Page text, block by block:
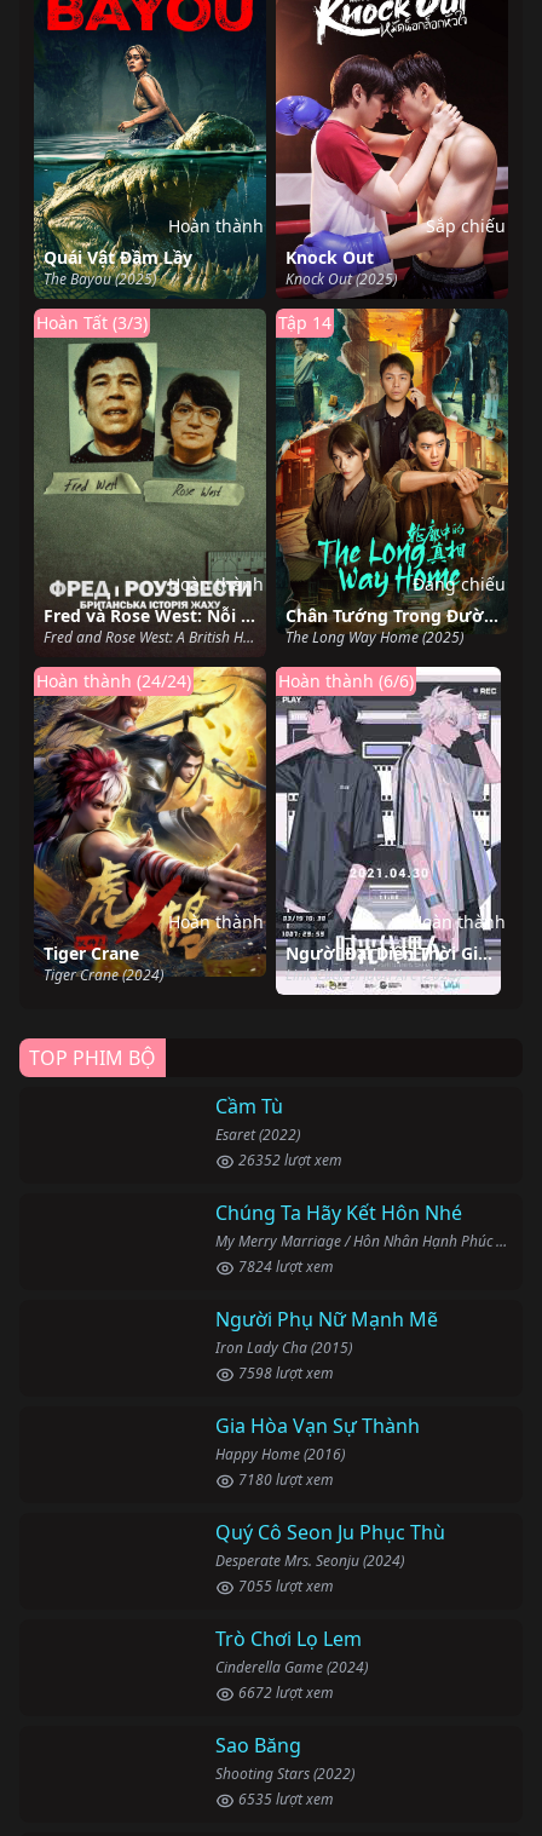
Quái Vật Đầm Lầy
The Bayou (2025)
Hoàn thành
Knock Out
Knock Out (2025)
Sắp chiếu
Fred và Rose West: Nỗi kinh hoàng nước Anh
Fred and Rose West: A British Horror Story (2025)
Hoàn Tất (3/3)
Hoàn thành
Chân Tướng Trong Đường Nét
The Long Way Home (2025)
Tập 14
Đang chiếu
Tiger Crane
Tiger Crane (2024)
Hoàn thành (24/24)
Hoàn thành
Người Đại Diện Thời Gian Season 3 Yingdu
Link Click Bridon Arc (2024)
Hoàn thành (6/6)
Hoàn thành
TOP PHIM BỘ
Cầm Tù
Esaret (2022)
26352 lượt xem
Chúng Ta Hãy Kết Hôn Nhé
My Merry Marriage / Hôn Nhân Hạnh Phúc (2024)
7824 lượt xem
Người Phụ Nữ Mạnh Mẽ
Iron Lady Cha (2015)
7598 lượt xem
Gia Hòa Vạn Sự Thành
Happy Home (2016)
7180 lượt xem
Quý Cô Seon Ju Phục Thù
Desperate Mrs. Seonju (2024)
7055 lượt xem
Trò Chơi Lọ Lem
Cinderella Game (2024)
6672 lượt xem
Sao Băng
Shooting Stars (2022)
6535 lượt xem